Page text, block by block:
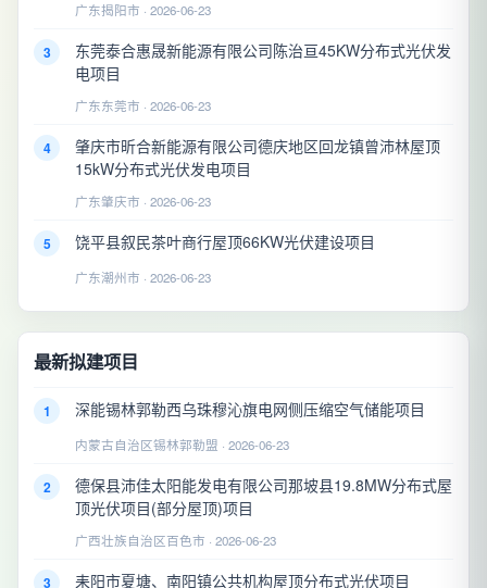
广东揭阳市 · 2026-06-23
3
东莞泰合惠晟新能源有限公司陈治亘45KW分布式光伏发
电项目
广东东莞市 · 2026-06-23
4
肇庆市昕合新能源有限公司德庆地区回龙镇曾沛林屋顶
15kW分布式光伏发电项目
广东肇庆市 · 2026-06-23
5 饶平县叙民茶叶商行屋顶66KW光伏建设项目
广东潮州市 · 2026-06-23
最新拟建项目
1 深能锡林郭勒西乌珠穆沁旗电网侧压缩空气储能项目
内蒙古自治区锡林郭勒盟 · 2026-06-23
2
德保县沛佳太阳能发电有限公司那坡县19.8MW分布式屋
顶光伏项目(部分屋顶)项目
广西壮族自治区百色市 · 2026-06-23
3 耒阳市夏塘、南阳镇公共机构屋顶分布式光伏项目